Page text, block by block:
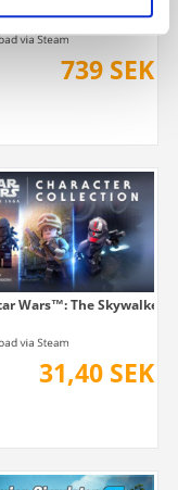
739 SEK
Wars™: The Skywalker
31,40 SEK